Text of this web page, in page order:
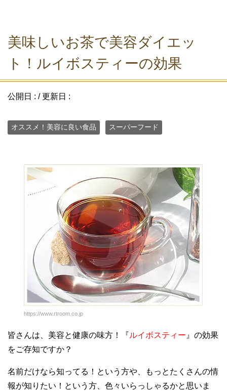
美味しいお茶で美容ダイエッ
ト！ルイボスティーの効果
公開日 : / 更新日 :
オススメ！美容に良い食品 スーパーフード
https://www.rtroom.co.jp
皆さんは、美容と健康の味方！『ルイボスティー 』の効果
をご存知ですか？
名前だけなら知ってる！という方や、もっとたくさんの情
報が知りたい！という方、色々いらっしゃるかと思いま